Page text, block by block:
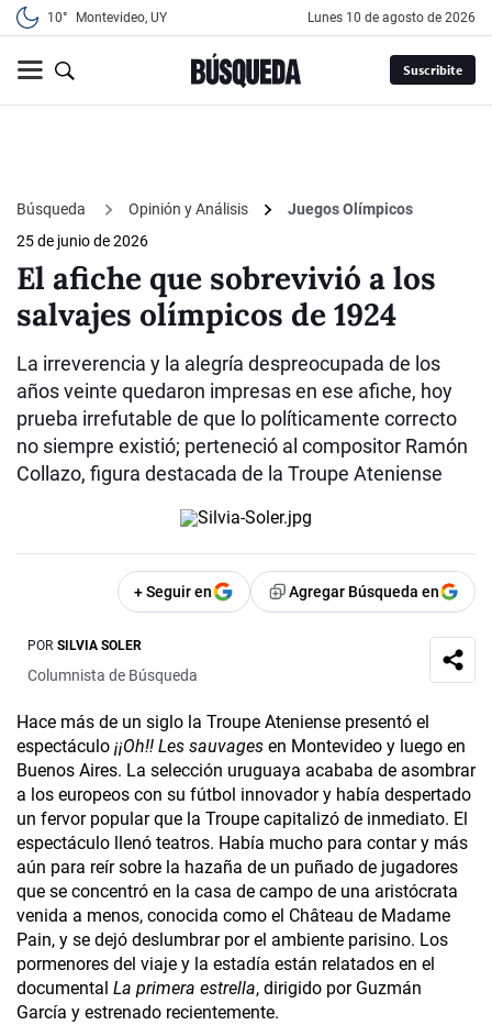
10° Montevideo, UY lunes 10 de agosto de 2026
Suscribite
Búsqueda Opinión y Análisis
Juegos Olímpicos
25 de junio de 2026
El afiche que sobrevivió a los
salvajes olímpicos de 1924
La irreverencia y la alegría despreocupada de los
años veinte quedaron impresas en ese afiche, hoy
prueba irrefutable de que lo políticamente correcto
no siempre existió; perteneció al compositor Ramón
Collazo, figura destacada de la Troupe Ateniense
+ Seguir en Agregar Búsqueda en
POR SILVIA SOLER
Columnista de Búsqueda
Hace más de un siglo la Troupe Ateniense presentó el
espectáculo ¡¡Oh!! Les sauvages en Montevideo y luego en
Buenos Aires. La selección uruguaya acababa de asombrar
a los europeos con su fútbol innovador y había despertado
un fervor popular que la Troupe capitalizó de inmediato. El
espectáculo llenó teatros. Había mucho para contar y más
aún para reír sobre la hazaña de un puñado de jugadores
que se concentró en la casa de campo de una aristócrata
venida a menos, conocida como el Château de Madame
Pain, y se dejó deslumbrar por el ambiente parisino. Los
pormenores del viaje y la estadía están relatados en el
documental La primera estrella, dirigido por Guzmán
García y estrenado recientemente.